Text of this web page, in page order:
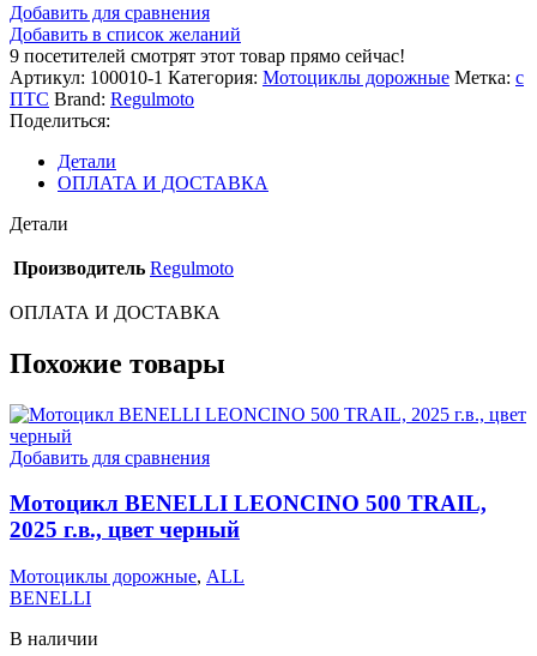
Добавить для сравнения
Добавить в список желаний
9 посетителей смотрят этот товар прямо сейчас!
Артикул: 100010-1 Категория: Мотоциклы дорожные Метка: с
ПТС Brand: Regulmoto
Поделиться:
Детали
ОПЛАТА И ДОСТАВКА
Детали
Производитель Regulmoto
ОПЛАТА И ДОСТАВКА
Похожие товары
Добавить для сравнения
Мотоцикл BENELLI LEONCINO 500 TRAIL,
2025 г.в., цвет черный
Мотоциклы дорожные, ALL
BENELLI
В наличии